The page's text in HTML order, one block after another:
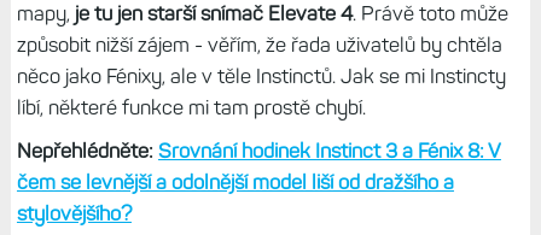
je už docela stará a od té doby tu nemáme ani žádnou
další betu. Přitom Venu, Forerunnery či Fénixy ano.
Spousta obyčejných, neprémiových a užitečných funkcí
tu chybí (např. nalezení ztraceného mobilu).
Dejte nám Instincty s barevným MIP
Jak jsem psal ve starším článku, hodinky Instinct 3 jsou